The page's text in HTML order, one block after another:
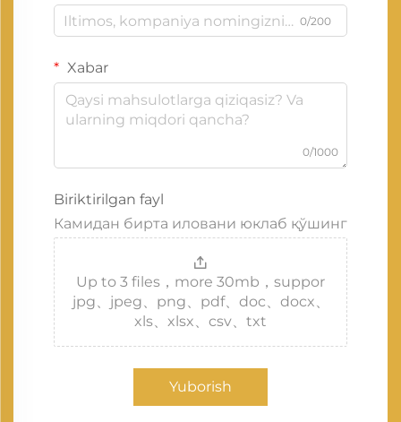
0/200
Xabar
0/1000
Biriktirilgan fayl
Камидан бирта иловани юклаб қўшинг
Up to 3 files，more 30mb，suppor
jpg、jpeg、png、pdf、doc、docx、
xls、xlsx、csv、txt
Yuborish